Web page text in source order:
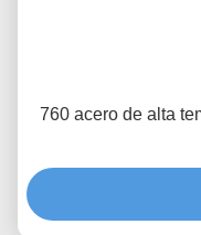
760 acero de alta